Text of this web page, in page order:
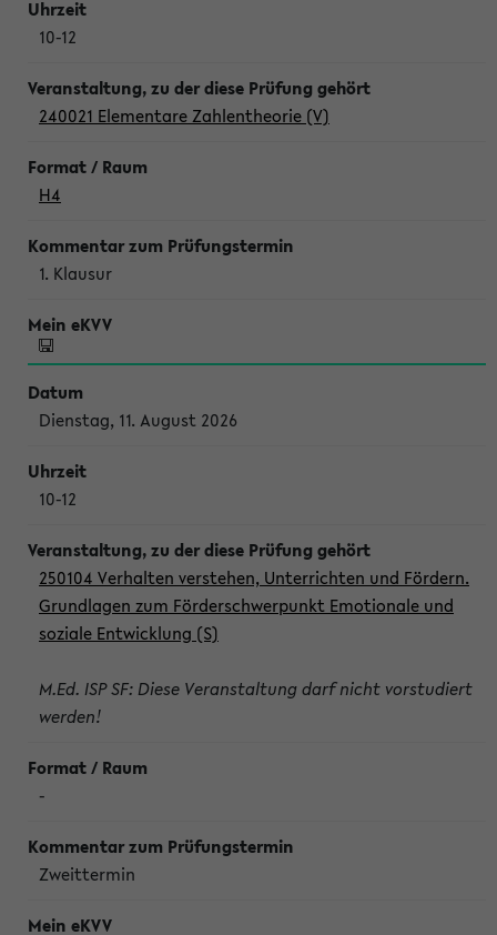
10-12
240021 Elementare Zahlentheorie (V)
H4
1. Klausur
Dienstag, 11. August 2026
10-12
250104 Verhalten verstehen, Unterrichten und Fördern.
Grundlagen zum Förderschwerpunkt Emotionale und
soziale Entwicklung (S)
M.Ed. ISP SF: Diese Veranstaltung darf nicht vorstudiert
werden!
-
Zweittermin